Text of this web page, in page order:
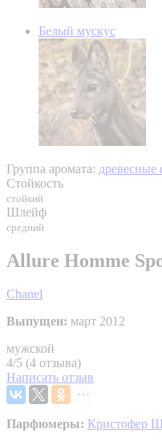
Белый мускус
Группа аромата:
Стойкость
стойкий
Шлейф
средний
Allure Homme
Chanel
Выпущен: март 2012
мужской
4/5 (4 отзыва)
Написать отзыв
Парфюмеры: Кристофер